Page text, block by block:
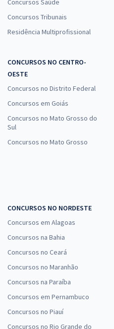
(TJMG) e o Concurso Professor
Provas da Consulplan:
As provas da Consulplan têm
candidato em relação ao que é
conteúdo está relacionado às
literal e exige do candidato
Entre os conteúdos mais
destaca. Ela é construída com
questões muito claras. O
provas anteriores.
exigido que o candidato
solucionar o que é requisitado.
da prova é direta e objetiva,
exigência sobre conhecimentos
Estude por questões de
Por que estudar por meio de
é importante? Essa é a
Concursos Saúde
Concursos Tribunais
Residência Multiprofissional
CONCURSOS NO CENTRO-
OESTE
Concursos no Distrito Federal
Concursos em Goiás
Concursos no Mato Grosso do
Sul
Concursos no Mato Grosso
CONCURSOS NO NORDESTE
Concursos em Alagoas
Concursos na Bahia
Concursos no Ceará
Concursos no Maranhão
Concursos na Paraíba
Concursos em Pernambuco
Concursos no Piauí
Concursos no Rio Grande do